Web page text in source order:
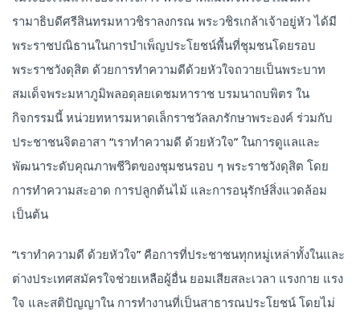
รามาธิบดีศรีสินทรมหาวชิราลงกรณ พระวชิรเกล้าเจ้าอยู่หัว ได้มี
พระราชปณิธานในการบำเพ็ญประโยชน์พื้นที่ชุมชนโดยรอบ
พระราชวังดุสิต ด้วยการทำความดีด้วยหัวใจถวายเป็นพระบาท
สมเด็จพระมหาภูมิพลอดุลยเดชมหาราช บรมนาถบพิตร ใน
กิจกรรมนี้ หน่วยทหารมหาดเล็กราชวัลลภรักษาพระองค์ ร่วมกับ
ประชาชนจิตอาสา “เราทำความดี ด้วยหัวใจ” ในการดูแลและ
พัฒนาระดับคุณภาพชีวิตของชุมชนรอบ ๆ พระราชวังดุสิต โดย
การทำความสะอาด การปลูกต้นไม้ และการอนุรักษ์สิ่งแวดล้อม
เป็นต้น
“เราทำความดี ด้วยหัวใจ” คือการที่ประชาชนทุกหมู่เหล่าทั้งในและ
ต่างประเทศสมัครใจช่วยเหลือผู้อื่น ยอมเสียสละเวลา แรงกาย แรง
ใจ และสติปัญญาใน การทำงานที่เป็นสาธารณประโยชน์ โดยไม่